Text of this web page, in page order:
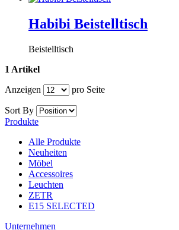
Habibi Beistelltisch
Beistelltisch
1 Artikel
Anzeigen
pro Seite
Sort By
Produkte
Alle Produkte
Neuheiten
Möbel
Accessoires
Leuchten
ZETR
E15 SELECTED
Unternehmen